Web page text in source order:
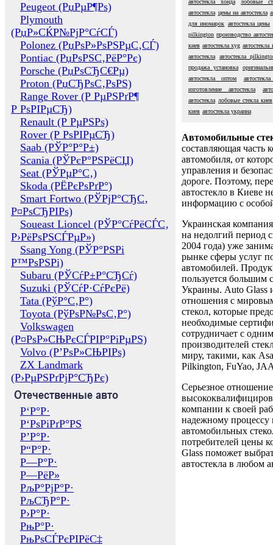
Peugeot (РџРµР¶Рѕ)
Plymouth
(РџР»СЌР№РјР°СѓСЃ)
Polonez (РџРѕР»РѕРЅРµС‚СЃ)
Pontiac (РџРѕРЅС‚РёР°Рє)
Porsche (РџРѕСЂС€Рµ)
Proton (РџСЂРѕС‚РѕРЅ)
Range Rover (Р РµРЅРґР¶
Р РѕРІРµСЂ)
Renault (Р РµРЅРѕ)
Rover (Р РѕРІРµСЂ)
Saab (РЎР°Р°Р±)
Scania (РЎРєР°РЅРёСЏ)
Seat (РЎРµР°С‚)
Skoda (РЁРєРѕРґР°)
Smart Fortwo (РЎРјР°СЂС‚
Р¤РѕСЂРІРѕ)
Soueast Lioncel (РЎР°СѓРёСЃС‚
Р›РёРѕРЅСЃРµР»)
Ssang Yong (РЎР°РЅРі
Р™РѕРЅРі)
Subaru (РЎСѓР±Р°СЂСѓ)
Suzuki (РЎСѓР·СѓРєРё)
Tata (РўР°С‚Р°)
Toyota (РўРѕР№РѕС‚Р°)
Volkswagen
(Р¤РѕР»СЊРєСЃРІР°РіРµРЅ)
Volvo (Р’РѕР»СЊРІРѕ)
ZX Landmark
(Р›РµРЅРґРјР°СЂРє)
Отечественные авто
Р‘Р°Р·
Р‘РѕРіРґР°РЅ
Р’Р°Р·
Р“Р°Р·
Р—Р°Р·
Р—РёР»
РљР°РјР°Р·
РљСЂР°Р·
Р›Р°Р·
РњР°Р·
РњРѕСЃРєРІРёС‡
автостекла хонда
лобовые
автостекла цены на автостекла
для иномарок автостекла цены
pilkington производство
киев автостекла xyg автостекла
автостекла
автостекла
продажа установка
автостекла оптом
изготовление автостекла
автостекла лобовые стекла киев
киев автостекла украина
Автомобильные
составляющая часть
автомобиля, от
управления и
дороге. Поэтому,
автостекло в Киеве
информацию с
Украинская
на недолгий период
2004 года) уже
рынке сферы услуг
автомобилей.
пользуется большим
Украины. Auto Glass
отношения с
стекол, которые
необходимые
сотрудничает с
производителей
миру, такими, как
Pilkington, FuYao,
Серьезное отношение
компании к своей
надежному процессу
автомобильных
потребителей цены
Glass поможет
автостекла в любом